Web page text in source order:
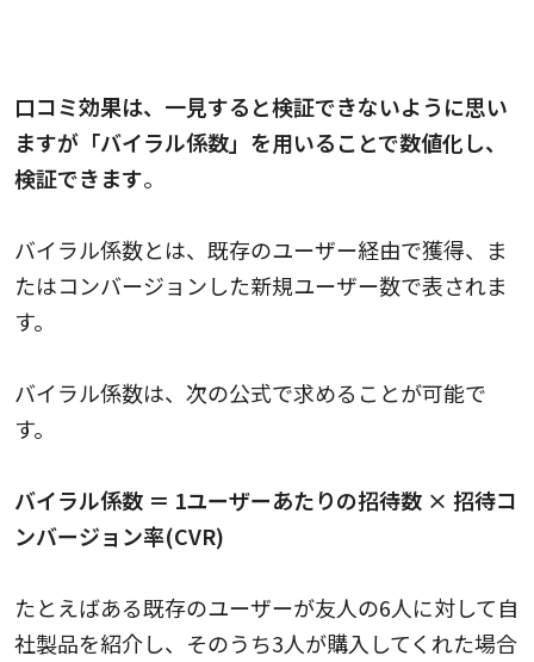
口コミ効果は、一見すると検証できないように思い
ますが「バイラル係数」を用いることで数値化し、
検証できます。
バイラル係数とは、既存のユーザー経由で獲得、ま
たはコンバージョンした新規ユーザー数で表されま
す。
バイラル係数は、次の公式で求めることが可能で
す。
バイラル係数 ＝ 1ユーザーあたりの招待数 × 招待コ
ンバージョン率(CVR)
たとえばある既存のユーザーが友人の6人に対して自
社製品を紹介し、そのうち3人が購入してくれた場合